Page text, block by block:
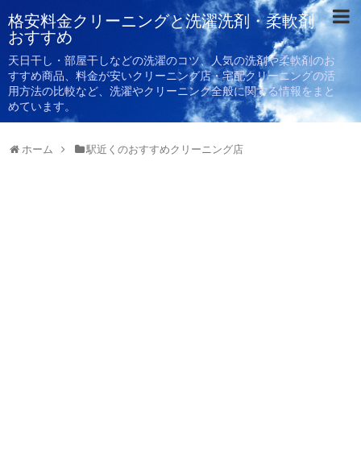
格安料金クリーニングと洗濯洗剤・柔軟剤
おすすめ
天日干し・部屋干しなどの洗濯のコツ、人気の洗剤や柔軟剤のお
すすめ商品、料金が安いクリーニング店・宅配クリーニングの活
用方法の比較など、洗濯やクリーニング全般に関する情報をまと
めています。
ホーム 駅近くのおすすめクリーニング店